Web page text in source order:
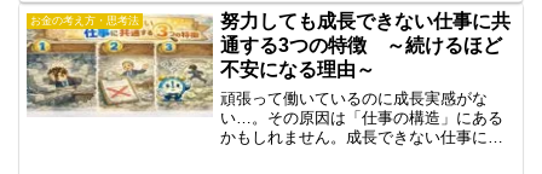
解説します。
お金の考え方・思考法
努力しても成長できない仕事に共
通する3つの特徴 ～続けるほど
不安になる理由～
頑張って働いているのに成長実感がな
い…。その原因は「仕事の構造」にある
かもしれません。成長できない仕事に共